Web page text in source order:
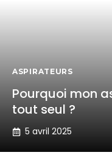
ASPIRATEURS
Pourquoi mon
tout seul ?
5 avril 2025